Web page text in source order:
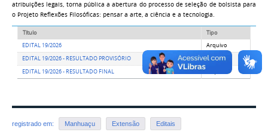
atribuições legais, torna pública a abertura do processo de seleção de bolsista para
o Projeto Reflexões Filosóficas: pensar a arte, a ciência e a tecnologia.
Título
Tipo
EDITAL 19/2026
Arquivo
EDITAL 19/2026 - RESULTADO PROVISÓRIO
Arquivo
EDITAL 19/2026 - RESULTADO FINAL
registrado em: Manhuaçu Extensão Editais